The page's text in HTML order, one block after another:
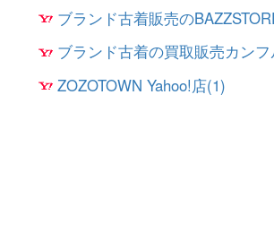
ブランド古着販売の
ブランド古着の買取販売カン
ZOZOTOWN Yahoo!店(1)